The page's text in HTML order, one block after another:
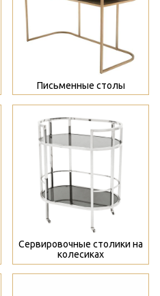
Письменные столы
Сервировочные столики на
колесиках